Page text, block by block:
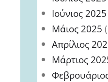
Ιούνιος 2025
Μάιος 2025
Απρίλιος
Μάρτιος